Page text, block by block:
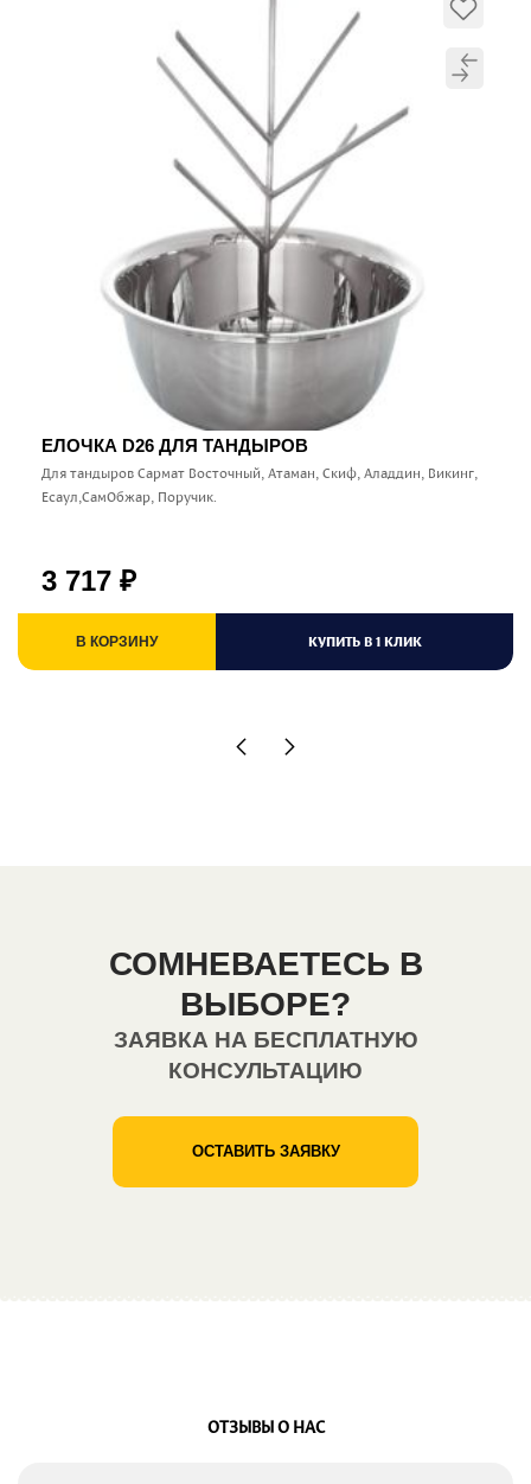
ЕЛОЧКА D26 ДЛЯ ТАНДЫРОВ
Для тандыров Сармат Восточный, Атаман, Скиф, Аладдин, Викинг,
Есаул,СамОбжар, Поручик.
3 717 ₽
В КОРЗИНУ КУПИТЬ В 1 КЛИК
СОМНЕВАЕТЕСЬ В
ВЫБОРЕ?
ЗАЯВКА НА БЕСПЛАТНУЮ
КОНСУЛЬТАЦИЮ
ОСТАВИТЬ ЗАЯВКУ
ОТЗЫВЫ О НАС